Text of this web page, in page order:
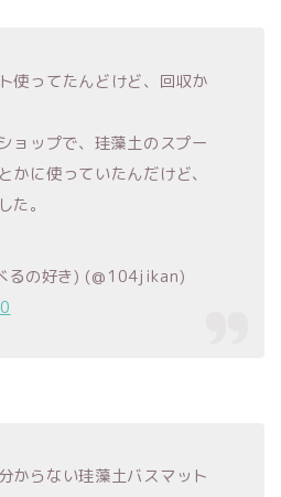
使ってたんどけど、回収か
ョップで、珪藻土のスプー
かに使っていたんだけど、
た。
るの好き) (@104jikan)
からない珪藻土バスマット